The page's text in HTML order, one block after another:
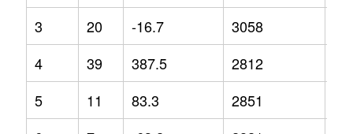
3
20 -16.7 3058
4
39 387.5 2812
5
11 83.3 2851